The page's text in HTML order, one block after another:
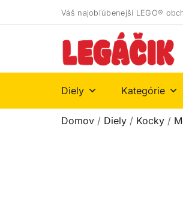
Váš najobľúbenejší LEGO®
Diely Kategórie
Domov / Diely / Kocky /